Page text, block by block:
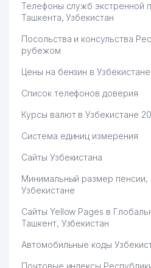
Телефоны служб экстренной
Ташкента, Узбекистан
Посольства и консульства
рубежом
Цены на бензин в Узбекистане
Список телефонов доверия
Курсы валют в Узбекистане
Система единиц измерения
Сайты Узбекистана
Минимальный размер
Узбекистане
Сайты Yellow Pages в
Ташкент, Узбекистан
Автомобильные коды
Почтовые индексы